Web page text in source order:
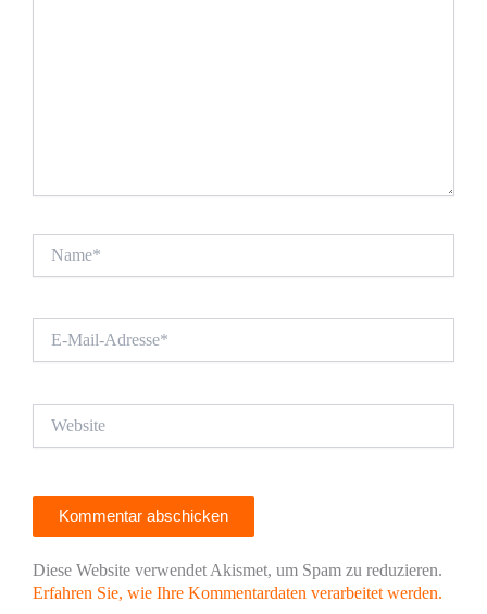
Mail-
Diese Website verwendet Akismet, um Spam zu reduzieren.
Erfahren Sie, wie Ihre Kommentardaten verarbeitet werden.